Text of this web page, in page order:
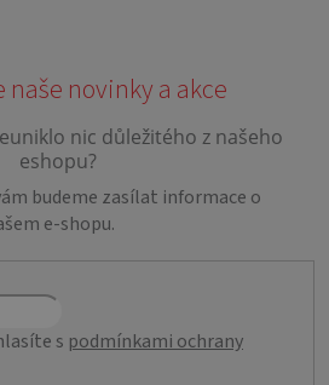
budeme zasílat informace o
e-shopu.
s podmínkami ochrany